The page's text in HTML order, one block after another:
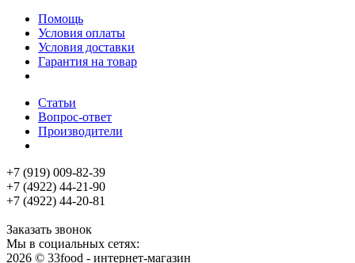
Помощь
Условия оплаты
Условия доставки
Гарантия на товар
Статьи
Вопрос-ответ
Производители
+7 (919) 009-82-39
+7 (4922) 44-21-90
+7 (4922) 44-20-81
Заказать звонок
Мы в социальных сетях:
2026 © 33food - интернет-магазин